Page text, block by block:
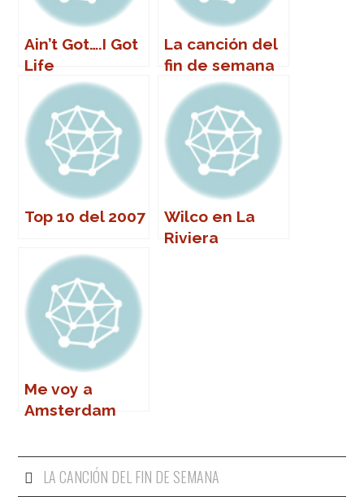
Ain’t Got….I Got
Life
La canción del
fin de semana
Top 10 del 2007
Wilco en La
Riviera
Me voy a
Amsterdam
LA CANCIÓN DEL FIN DE SEMANA